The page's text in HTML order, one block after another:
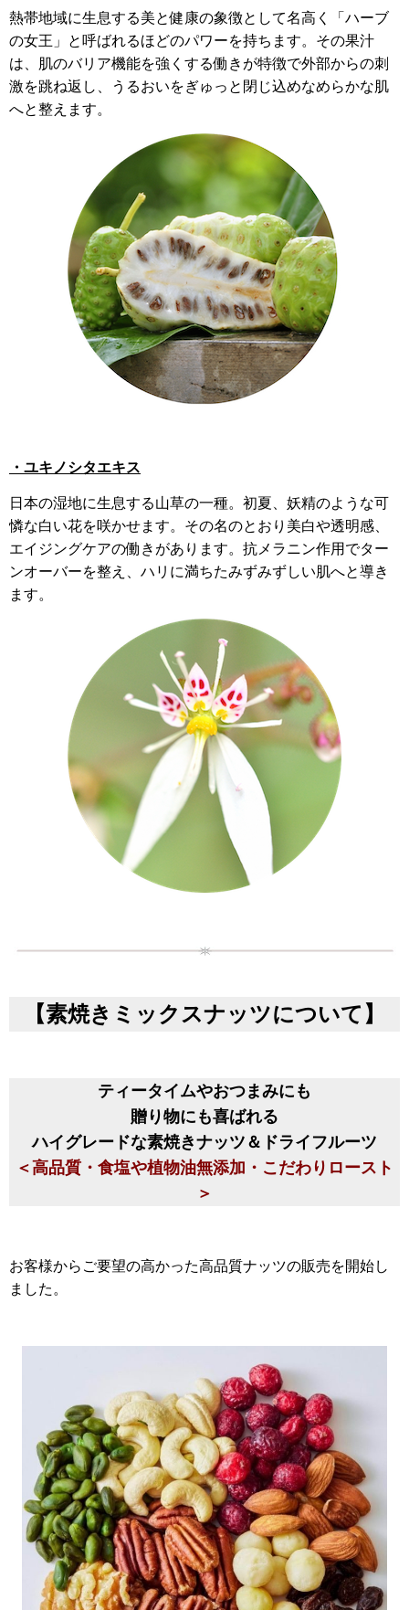
熱帯地域に生息する美と健康の象徴として名高く「ハーブ
の女王」と呼ばれるほどのパワーを持ちます。その果汁
は、肌のバリア機能を強くする働きが特徴で外部からの刺
激を跳ね返し、うるおいをぎゅっと閉じ込めなめらかな肌
へと整えます。
・ユキノシタエキス
日本の湿地に生息する山草の一種。初夏、妖精のような可
憐な白い花を咲かせます。その名のとおり美白や透明感、
エイジングケアの働きがあります。抗メラニン作用でター
ンオーバーを整え、ハリに満ちたみずみずしい肌へと導き
ます。
【素焼きミックスナッツについて】
ティータイムやおつまみにも
贈り物にも喜ばれる
ハイグレードな素焼きナッツ＆ドライフルーツ
＜高品質・食塩や植物油無添加・こだわりロースト
＞
お客様からご要望の高かった高品質ナッツの販売を開始し
ました。